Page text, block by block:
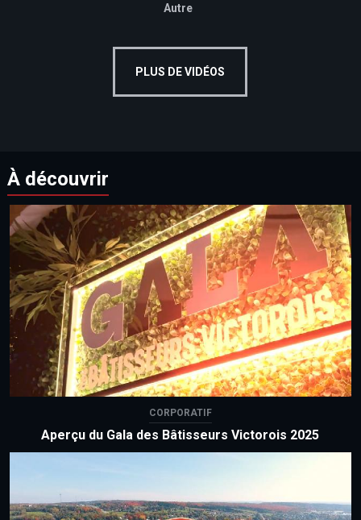
Autre
PLUS DE VIDÉOS
À découvrir
CORPORATIF
Aperçu du Gala des Bâtisseurs Victorois 2025